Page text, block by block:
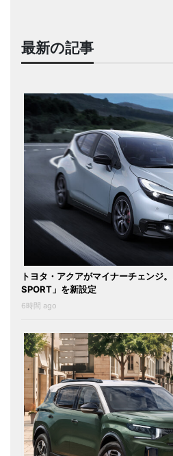
最新の記事
トヨタ・アクアがマイナーチェンジ
SPORT」を新設定
6時間 ago